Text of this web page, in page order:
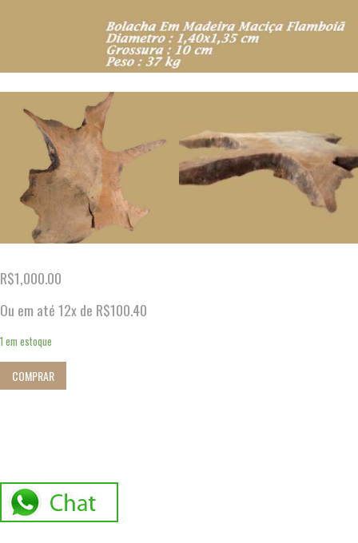
R$1,000.00
Ou em até 12x de R$100.40
1 em estoque
COMPRAR